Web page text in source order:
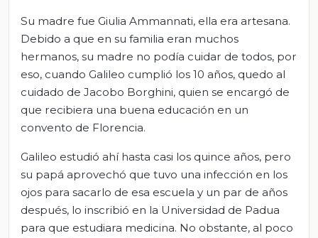
Su madre fue Giulia Ammannati, ella era artesana.
Debido a que en su familia eran muchos
hermanos, su madre no podía cuidar de todos, por
eso, cuando Galileo cumplió los 10 años, quedo al
cuidado de Jacobo Borghini, quien se encargó de
que recibiera una buena educación en un
convento de Florencia.
Galileo estudió ahí hasta casi los quince años, pero
su papá aprovechó que tuvo una infección en los
ojos para sacarlo de esa escuela y un par de años
después, lo inscribió en la Universidad de Padua
para que estudiara medicina. No obstante, al poco